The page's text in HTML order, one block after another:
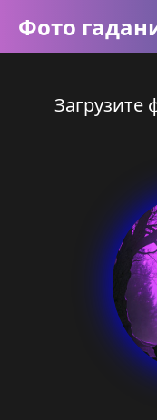
Фото
Загрузите